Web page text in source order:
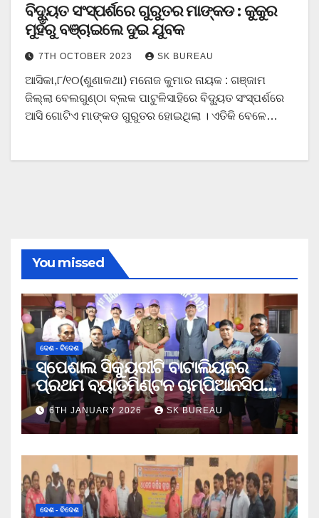
ବିଦ୍ୟୁତ ସଂସ୍ପର୍ଶରେ ଗୁରୁତର ମାଙ୍କଡ : କୁକୁର
ମୁହଁରୁ ବଞ୍ଚାଇଲେ ଦୁଇ ଯୁବକ
7TH OCTOBER 2023 SK BUREAU
ଆସିକା,୮/୧୦(ଶୁଣାକଥା) ମନୋଜ କୁମାର ନାୟକ : ଗଞ୍ଜାମ
ଜିଲ୍ଲା ବେଲଗୁଣ୍ଠା ବ୍ଲକ ପାଟୁଳିସାହିରେ ବିଦ୍ୟୁତ ସଂସ୍ପର୍ଶରେ
ଆସି ଗୋଟିଏ ମାଙ୍କଡ ଗୁରୁତର ହୋଇଥିଲା । ଏତିକି ବେଳେ…
You missed
ଦେଶ - ବିଦେଶ
ସ୍ପେଶାଲ ସିକ୍ୟୁରୀଟି ବାଟାଲିୟନର
ପ୍ରଥମ ବ୍ୟାଡମିଣ୍ଟନ ଚାମ୍ପିଆନସିପ
ଉଦଯାପିତ
6TH JANUARY 2026 SK BUREAU
ଦେଶ - ବିଦେଶ